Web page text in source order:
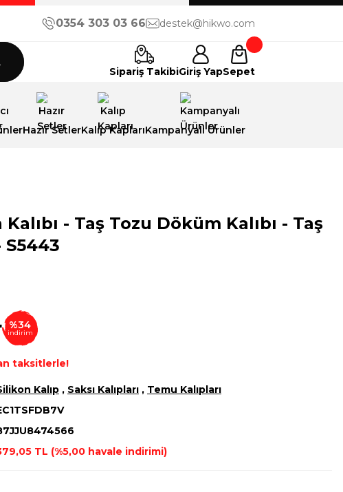
0354 303 03 66 destek@hikwo.com
Sipariş TakibiGiriş YapSepet
Hazır SetlerKalıp KaplarıKampanyalı Ürünler
- Taş Tozu Döküm Kalıbı - Taş
S5443
%34
indirim
taksitlerle!
Kalıp , Saksı Kalıpları , Temu Kalıpları
TL (%5,00 havale indirimi)